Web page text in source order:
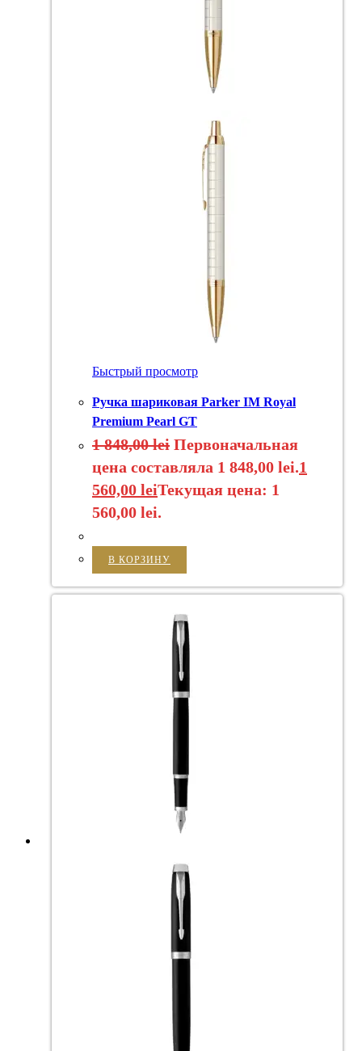
Быстрый просмотр
Ручка шариковая Parker IM Royal
Premium Pearl GT
1 848,00lei Первоначальная
цена составляла 1 848,00 lei.1
560,00 leiТекущая цена: 1
560,00 lei.
В КОРЗИНУ